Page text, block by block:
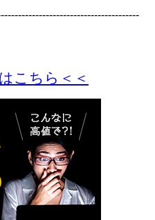
はこちら＜＜